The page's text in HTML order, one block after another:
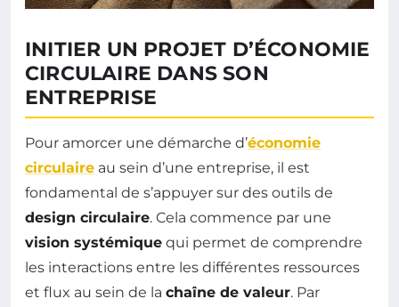
INITIER UN PROJET D’ÉCONOMIE
CIRCULAIRE DANS SON
ENTREPRISE
Pour amorcer une démarche d’économie
circulaire au sein d’une entreprise, il est
fondamental de s’appuyer sur des outils de
design circulaire. Cela commence par une
vision systémique qui permet de comprendre
les interactions entre les différentes ressources
et flux au sein de la chaîne de valeur. Par